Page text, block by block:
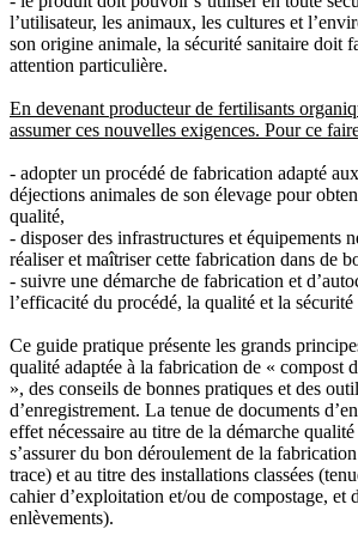
l’utilisateur, les animaux, les cultures et
son origine animale, la sécurité sanitaire doit
attention particulière.
En devenant producteur de fertilisants
assumer ces nouvelles exigences. Pour ce
- adopter un procédé de fabrication adapté
déjections animales de son élevage pour
qualité,
- disposer des infrastructures et équipements
réaliser et maîtriser cette fabrication dans de
- suivre une démarche de fabrication et
l’efficacité du procédé, la qualité et la
Ce guide pratique présente les grands
qualité adaptée à la fabrication de « compost
», des conseils de bonnes pratiques et des
d’enregistrement. La tenue de documents
effet nécessaire au titre de la démarche
s’assurer du bon déroulement de la
trace) et au titre des installations classées
cahier d’exploitation et/ou de compostage, et
enlèvements).